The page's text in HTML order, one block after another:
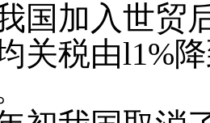
加入世贸后
关税由l1%